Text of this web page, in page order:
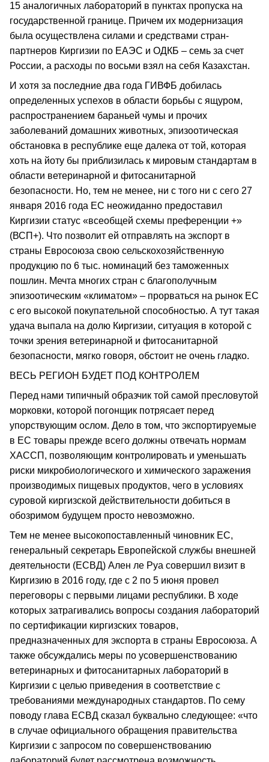
15 аналогичных лабораторий в пунктах пропуска на
государственной границе. Причем их модернизация
была осуществлена силами и средствами стран-
партнеров Киргизии по ЕАЭС и ОДКБ – семь за счет
России, а расходы по восьми взял на себя Казахстан.
И хотя за последние два года ГИВФБ добилась
определенных успехов в области борьбы с ящуром,
распространением бараньей чумы и прочих
заболеваний домашних животных, эпизоотическая
обстановка в республике еще далека от той, которая
хоть на йоту бы приблизилась к мировым стандартам в
области ветеринарной и фитосанитарной
безопасности. Но, тем не менее, ни с того ни с сего 27
января 2016 года ЕС неожиданно предоставил
Киргизии статус «всеобщей схемы преференции +»
(ВСП+). Что позволит ей отправлять на экспорт в
страны Евросоюза свою сельскохозяйственную
продукцию по 6 тыс. номинаций без таможенных
пошлин. Мечта многих стран с благополучным
эпизоотическим «климатом» – прорваться на рынок ЕС
с его высокой покупательной способностью. А тут такая
удача выпала на долю Киргизии, ситуация в которой с
точки зрения ветеринарной и фитосанитарной
безопасности, мягко говоря, обстоит не очень гладко.
ВЕСЬ РЕГИОН БУДЕТ ПОД КОНТРОЛЕМ
Перед нами типичный образчик той самой пресловутой
морковки, которой погонщик потрясает перед
упорствующим ослом. Дело в том, что экспортируемые
в ЕС товары прежде всего должны отвечать нормам
ХАССП, позволяющим контролировать и уменьшать
риски микробиологического и химического заражения
производимых пищевых продуктов, чего в условиях
суровой киргизской действительности добиться в
обозримом будущем просто невозможно.
Тем не менее высокопоставленный чиновник ЕС,
генеральный секретарь Европейской службы внешней
деятельности (ЕСВД) Ален ле Руа совершил визит в
Киргизию в 2016 году, где с 2 по 5 июня провел
переговоры с первыми лицами республики. В ходе
которых затрагивались вопросы создания лабораторий
по сертификации киргизских товаров,
предназначенных для экспорта в страны Евросоюза. А
также обсуждались меры по усовершенствованию
ветеринарных и фитосанитарных лабораторий в
Киргизии с целью приведения в соответствие с
требованиями международных стандартов. По сему
поводу глава ЕСВД сказал буквально следующее: «что
в случае официального обращения правительства
Киргизии с запросом по совершенствованию